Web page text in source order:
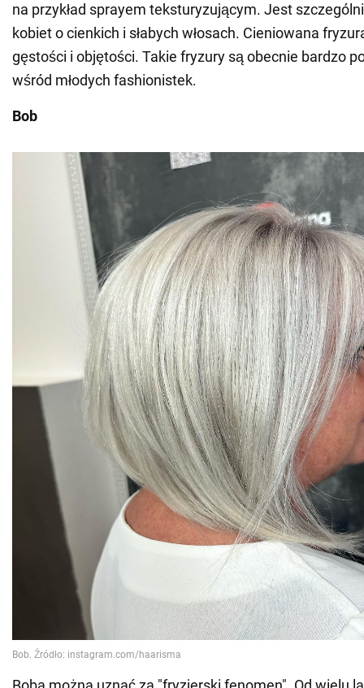
na przykład sprayem teksturyzującym. Jest
kobiet o cienkich i słabych włosach. Cieniowana
gęstości i objętości. Takie fryzury są obecnie bardzo
wśród młodych fashionistek.
Bob